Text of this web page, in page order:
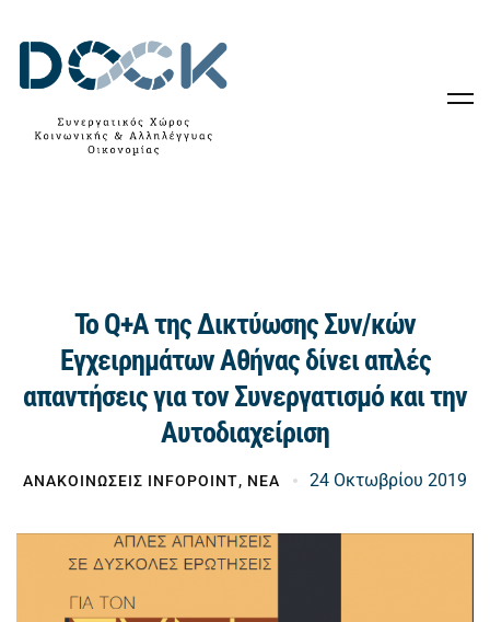
Το Q+A της Δικτύωσης Συν/κών
Εγχειρημάτων Αθήνας δίνει απλές
απαντήσεις για τον Συνεργατισμό και την
Αυτοδιαχείριση
ΑΝΑΚΟΙΝΩΣΕΙΣ INFOPOINT, ΝΕΑ 24 Οκτωβρίου 2019